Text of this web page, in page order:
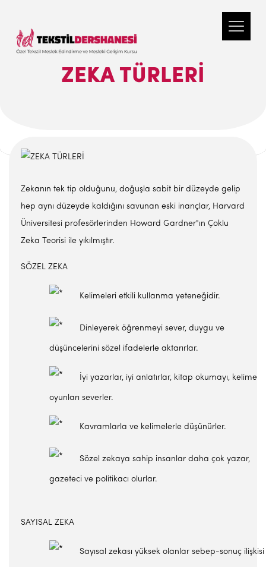
ZEKA TÜRLERİ
Zekanın tek tip olduğunu, doğuşla sabit bir düzeyde gelip
hep aynı düzeyde kaldığını savunan eski inançlar, Harvard
Üniversitesi profesörlerinden Howard Gardner"ın Çoklu
Zeka Teorisi ile yıkılmıştır.
SÖZEL ZEKA
Kelimeleri etkili kullanma yeteneğidir.
Dinleyerek öğrenmeyi sever, duygu ve
düşüncelerini sözel ifadelerle aktarırlar.
İyi yazarlar, iyi anlatırlar, kitap okumayı, kelime
oyunları severler.
Kavramlarla ve kelimelerle düşünürler.
Sözel zekaya sahip insanlar daha çok yazar,
gazeteci ve politikacı olurlar.
SAYISAL ZEKA
Sayısal zekası yüksek olanlar sebep-sonuç ilişkisi